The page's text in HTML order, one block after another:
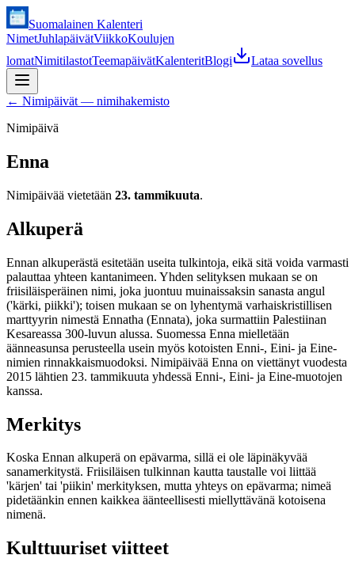
Suomalainen Kalenteri
NimetJuhlapäivätViikkoKoulujen
lomatNimitilastotTeemapäivätKalenteritBlogi Lataa sovellus
← Nimipäivät — nimihakemisto
Nimipäivä
Enna
Nimipäivää vietetään 23. tammikuuta.
Alkuperä
Ennan alkuperästä esitetään useita tulkintoja, eikä sitä voida varmasti
palauttaa yhteen kantanimeen. Yhden selityksen mukaan se on
friisiläisperäinen nimi, joka juontuu muinaissaksin sanasta angul
('kärki, piikki'); toisen mukaan se on lyhentymä varhaiskristillisen
marttyyrin nimestä Ennatha (Ennata), joka surmattiin Palestiinan
Kesareassa 300-luvun alussa. Suomessa Enna mielletään
äänneasunsa perusteella usein myös kotoisten Enni-, Eini- ja Eine-
nimien rinnakkaismuodoksi. Nimipäivää Enna on viettänyt vuodesta
2015 lähtien 23. tammikuuta yhdessä Enni-, Eini- ja Eine-muotojen
kanssa.
Merkitys
Koska Ennan alkuperä on epävarma, sillä ei ole läpinäkyvää
sanamerkitystä. Friisiläisen tulkinnan kautta taustalle voi liittää
'kärjen' tai 'piikin' merkityksen, mutta yhteys on epävarma; nimeä
pidetäänkin ennen kaikkea äänteellisesti miellyttävänä kotoisena
nimenä.
Kulttuuriset viitteet